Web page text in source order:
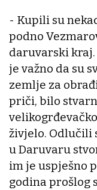
- Kupili su
podno
daruvarski kraj.
je važno da su
zemlje za
priči, bilo
živjelo. Odlučili
u Daruvaru
im je uspješno
godina prošlog